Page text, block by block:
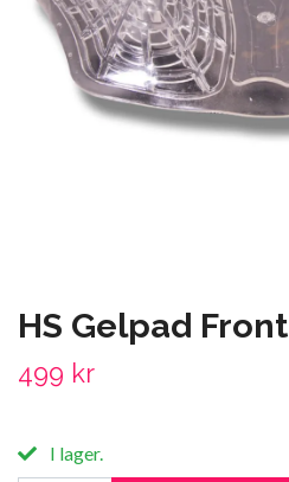
HS Gelpad Front
499 kr
I lager.